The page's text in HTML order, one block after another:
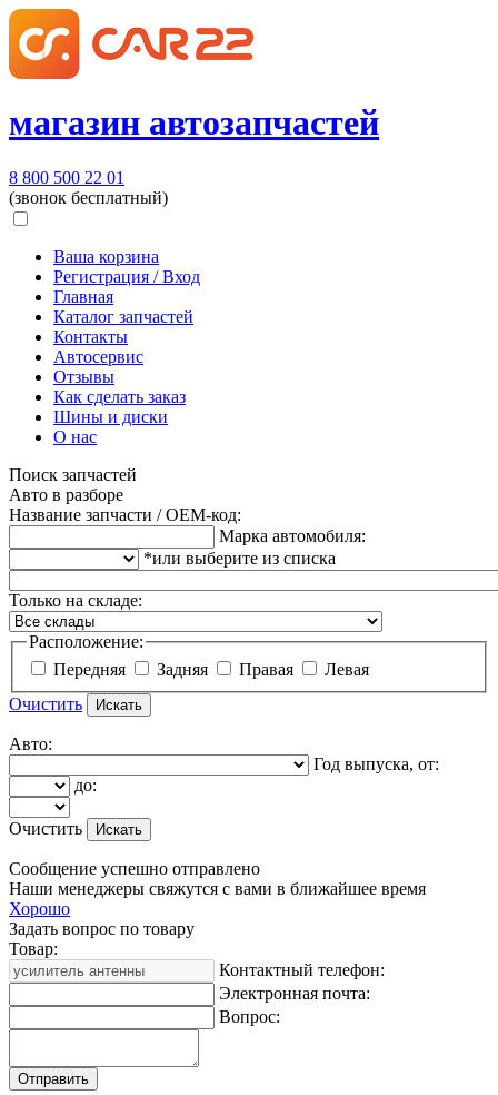
магазин автозапчастей
8 800 500 22 01
(звонок бесплатный)
Ваша корзина
Регистрация / Вход
Главная
Каталог запчастей
Контакты
Автосервис
Отзывы
Как сделать заказ
Шины и диски
О нас
Поиск запчастей
Авто в разборе
Название запчасти / OEM-код:
Марка автомобиля:
*или выберите из списка
Только на складе:
Расположение:
Передняя
Задняя Правая
Левая
Очистить
Авто:
Год выпуска, от:
до:
Очистить
Сообщение успешно отправлено
Наши менеджеры свяжутся с вами в ближайшее время
Хорошо
Задать вопрос по товару
Товар:
Контактный телефон:
Электронная почта:
Вопрос: